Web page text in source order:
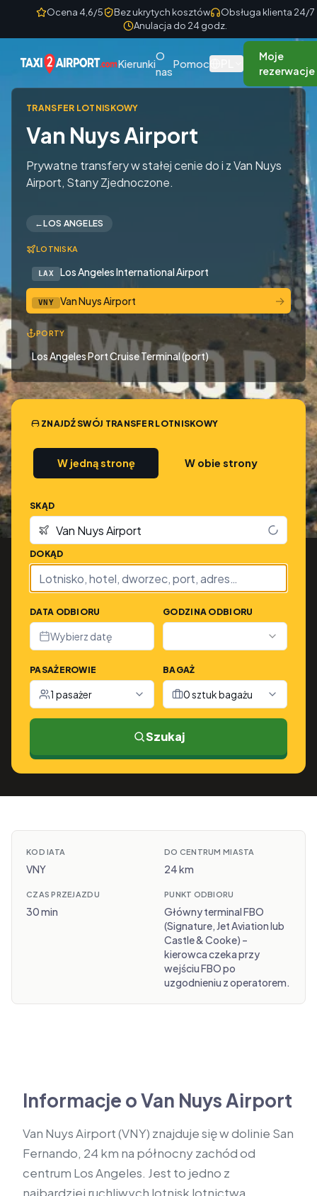
Skip to content
Ocena 4,6/5 Bez ukrytych kosztów
Obsługa klienta 24/7
Anulacja do 24 godz.
Kierunki
O
nas
Pomoc
Moje
rezerwacje
TRANSFER LOTNISKOWY
Van Nuys Airport
Prywatne transfery w stałej cenie do i z Van Nuys
Airport, Stany Zjednoczone.
←LOS ANGELES
LOTNISKA
LAX Los Angeles International Airport
VNY Van Nuys Airport →
PORTY
Los Angeles Port Cruise Terminal (port)
ZNAJDŹ SWÓJ TRANSFER LOTNISKOWY
W jedną stronę W obie strony
SKĄD
DOKĄD
DATA ODBIORU
Wybierz datę
GODZINA ODBIORU
PASAŻEROWIE
1 pasażer
BAGAŻ
0 sztuk bagażu
Szukaj
KOD IATA
VNY
DO CENTRUM MIASTA
24 km
CZAS PRZEJAZDU
30 min
PUNKT ODBIORU
Główny terminal FBO
(Signature, Jet Aviation lub
Castle & Cooke) –
kierowca czeka przy
wejściu FBO po
uzgodnieniu z operatorem.
Informacje o Van Nuys Airport
Van Nuys Airport (VNY) znajduje się w dolinie San
Fernando, 24 km na północny zachód od
centrum Los Angeles. Jest to jedno z
najbardziej ruchliwych lotnisk lotnictwa